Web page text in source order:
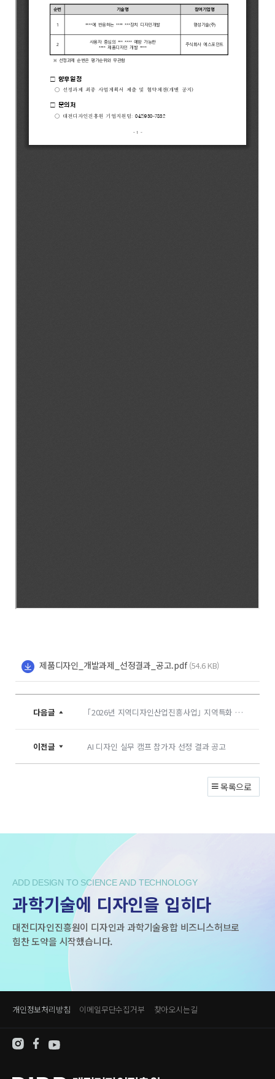
제품디자인_개발과제_선정결과_공고.pdf (54.6 KB)
다음글 ｢2026년 지역디자인산업진흥사업｣ 지역특화 방위산업 분야 디자인 시제품 개발 수행기업 모집공고
이전글 AI 디자인 실무 캠프 참가자 선정 결과 공고
목록으로
ADD DESIGN TO SCIENCE AND TECHNOLOGY
과학기술에 디자인을 입히다
대전디자인진흥원이 디자인과 과학기술융합 비즈니스허브로
힘찬 도약을 시작했습니다.
개인정보처리방침 이메일무단수집거부 찾아오시는길